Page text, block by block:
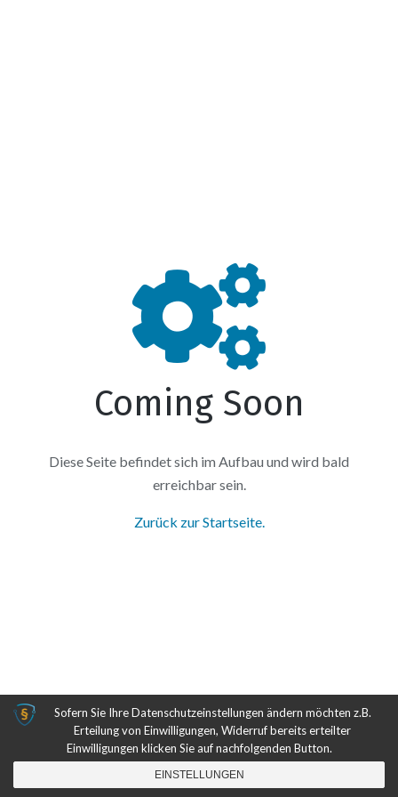
Coming Soon
Diese Seite befindet sich im Aufbau und wird bald
erreichbar sein.
Zurück zur Startseite.
Sofern Sie Ihre Datenschutzeinstellungen ändern möchten z.B.
Erteilung von Einwilligungen, Widerruf bereits erteilter
Einwilligungen klicken Sie auf nachfolgenden Button.
EINSTELLUNGEN